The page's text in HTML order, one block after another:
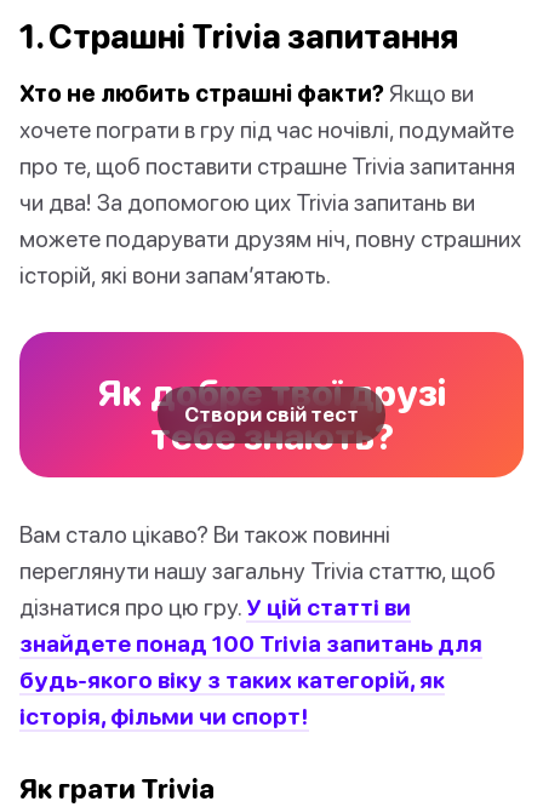
1. Страшні Trivia запитання
Хто не любить страшні факти? Якщо ви
хочете пограти в гру під час ночівлі, подумайте
про те, щоб поставити страшне Trivia запитання
чи два! За допомогою цих Trivia запитань ви
можете подарувати друзям ніч, повну страшних
історій, які вони запам’ятають.
Як добре твої друзі
тебе знають?
Створи свій тест
Вам стало цікаво? Ви також повинні
переглянути нашу загальну Trivia статтю, щоб
дізнатися про цю гру. У цій статті ви
знайдете понад 100 Trivia запитань для
будь-якого віку з таких категорій, як
історія, фільми чи спорт!
Як грати Trivia